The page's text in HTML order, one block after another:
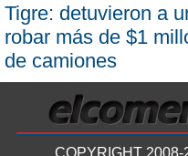
Tigre: detuvieron a
robar más de $1
de camiones
COPYRIGHT 2008-